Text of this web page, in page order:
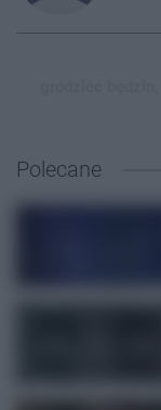
Polecane